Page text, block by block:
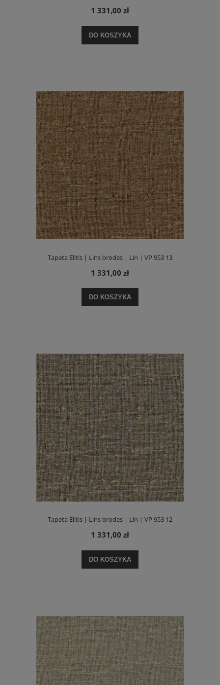
1 331,00 zł
DO KOSZYKA
Tapeta Elitis | Lins brodes | Lin | VP 953 13
1 331,00 zł
DO KOSZYKA
Tapeta Elitis | Lins brodes | Lin | VP 953 12
1 331,00 zł
DO KOSZYKA